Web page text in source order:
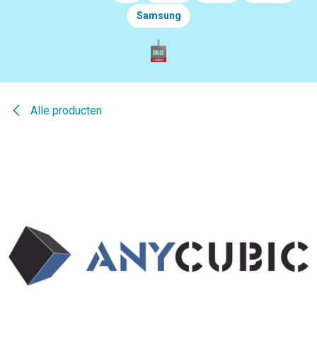
Samsung
Alle producten